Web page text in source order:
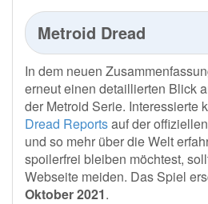
Metroid Dread
In dem neuen
erneut einen detaillierten Blick
der Metroid Serie. Interessierte
Dread Reportsauf der
und so mehr über die Welt
spoilerfrei bleiben möchtest,
Webseite meiden. Das Spiel
Oktober 2021.